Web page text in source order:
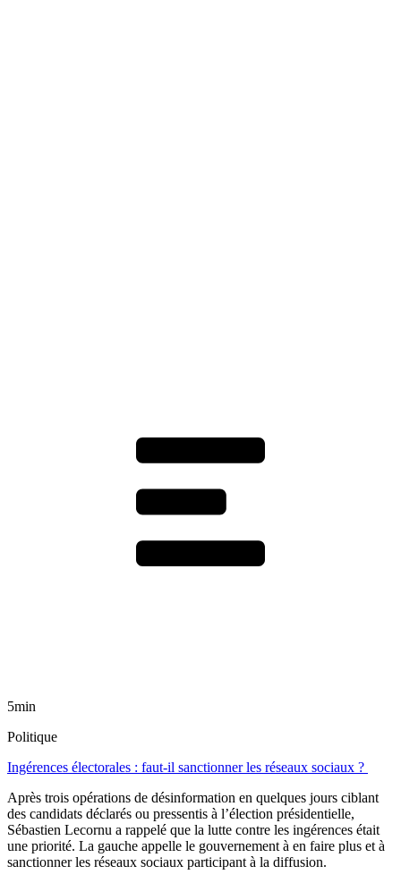
5min
Politique
Ingérences électorales : faut-il sanctionner les réseaux sociaux ?
Après trois opérations de désinformation en quelques jours ciblant
des candidats déclarés ou pressentis à l’élection présidentielle,
Sébastien Lecornu a rappelé que la lutte contre les ingérences était
une priorité. La gauche appelle le gouvernement à en faire plus et à
sanctionner les réseaux sociaux participant à la diffusion.